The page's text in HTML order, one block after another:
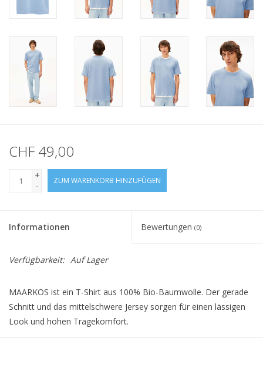
CHF 49,00
+
-
ZUM WARENKORB HINZUFÜGEN
Informationen Bewertungen (0)
Verfügbarkeit: Auf Lager
MAARKOS ist ein T-Shirt aus 100% Bio-Baumwolle. Der gerade
Schnitt und das mittelschwere Jersey sorgen für einen lässigen
Look und hohen Tragekomfort.